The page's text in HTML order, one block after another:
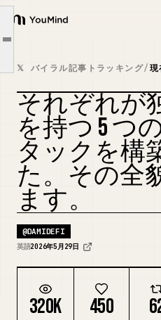
YouMind
概要
ユースケース
スキル
プロンプト
料金
ダウンロード
5 つのツールがどのように連携するか
𝕏 バイラル記事トラッキング/現
それぞれが
を持つ 5 つ
タックを構
た。その全
ます。
@DAMIDEFI
英語2026年5月29日
320K 450